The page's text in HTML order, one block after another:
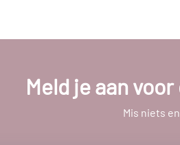
Meld je aan
Mis niets